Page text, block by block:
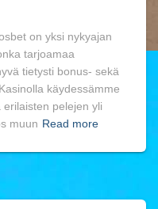
on yksi nykyajan
tarjoamaa
tietysti bonus- sekä
käydessämme
pelejen yli
muun Read more